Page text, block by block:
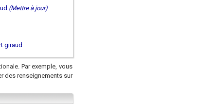
(Mettre à jour)
giraud
Par exemple, vous
des renseignements sur